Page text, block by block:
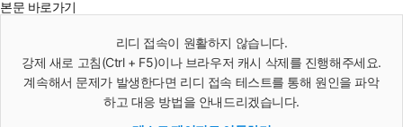
본문 바로가기
리디 접속이 원활하지 않습니다.
강제 새로 고침(Ctrl + F5)이나 브라우저 캐시 삭제를 진행해주세요.
계속해서 문제가 발생한다면 리디 접속 테스트를 통해 원인을 파악
하고 대응 방법을 안내드리겠습니다.